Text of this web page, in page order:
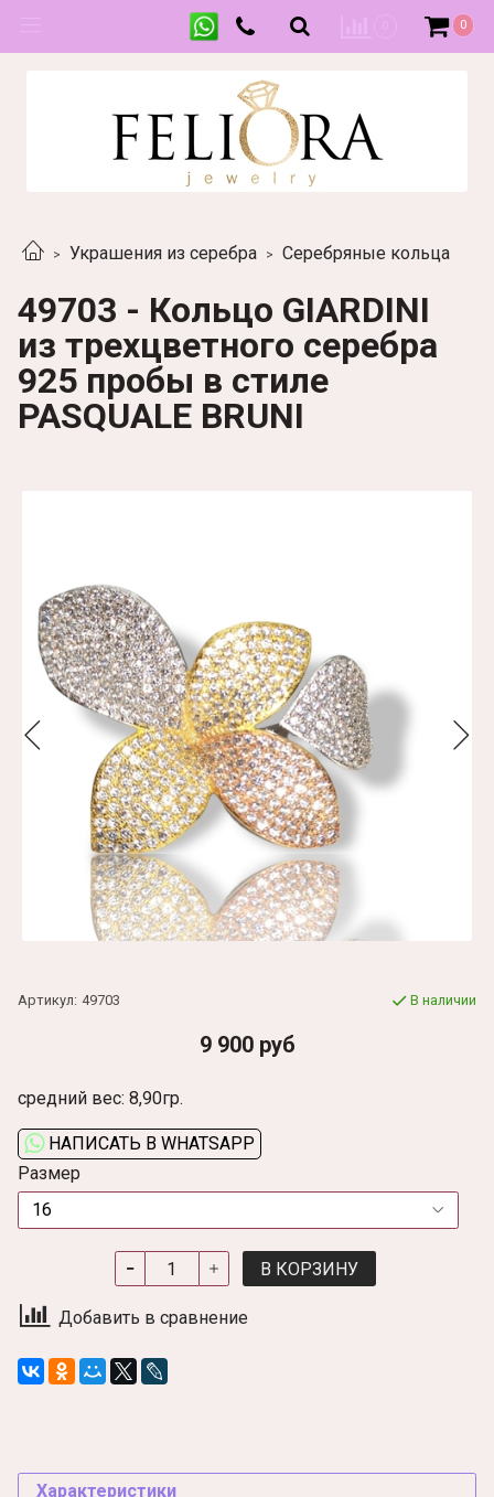
0
Украшения из серебра Серебряные кольца
49703 - Кольцо GIARDINI
из трехцветного серебра
925 пробы в стиле
PASQUALE BRUNI
Артикул: 49703 В наличии
9 900 руб
средний вес: 8,90гр.
НАПИСАТЬ В WHATSAPP
Размер
В КОРЗИНУ
Добавить в сравнение
Характеристики